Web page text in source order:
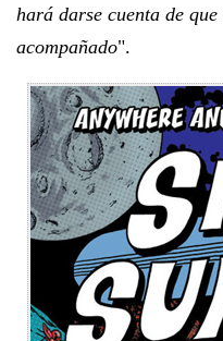
hará darse cuenta de
acompañado".